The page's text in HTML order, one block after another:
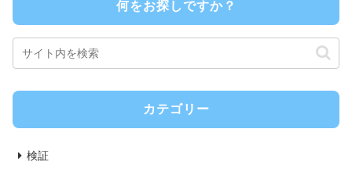
何をお探しですか？
カテゴリー
検証